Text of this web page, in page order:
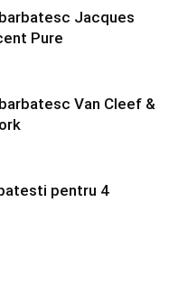
Jacques
Pure
Van Cleef &
pentru 4